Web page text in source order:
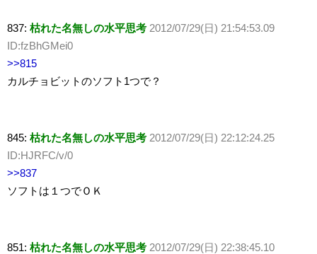
837: 枯れた名無しの水平思考 2012/07/29(日) 21:54:53.09
ID:fzBhGMei0
>>815
カルチョビットのソフト1つで？
845: 枯れた名無しの水平思考 2012/07/29(日) 22:12:24.25
ID:HJRFC/v/0
>>837
ソフトは１つでＯＫ
851: 枯れた名無しの水平思考 2012/07/29(日) 22:38:45.10